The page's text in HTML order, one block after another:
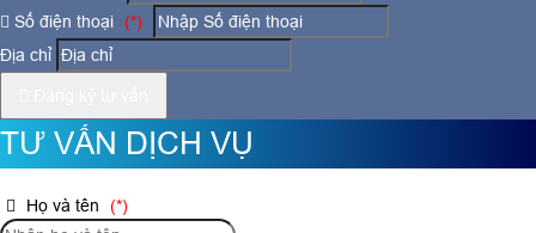
Số điện thoại
(*)
Địa chỉ
TƯ VẤN DỊCH VỤ
Họ và tên (*)